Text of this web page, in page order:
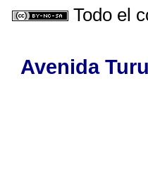
Todo el
Avenida